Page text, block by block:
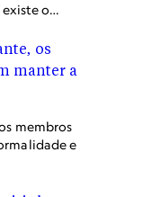
o
membros
e